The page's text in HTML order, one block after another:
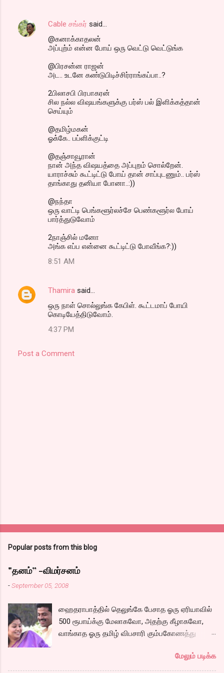
Cable சங்கர் said…
@கனாக்காதலன்
அப்புற்ம் என்ன போய் ஒரு வெட்டு வெட்டுங்க
@பிரசன்ன ராஜன்
அட.. உடனே கண்டுபிடிச்சிர்ராங்கப்பா..?
2பிலாசபி பிரபாகரன்
சில நல்ல விஷயங்களுக்கு பர்ஸ் பல் இளிக்கத்தான்
செய்யும்
@தமிழ்மகன்
ஓக்கே.. பப்ளிக்குட்டி
@தஞ்சாவூரான்
நான் அந்த விஷயத்தை அப்புறம் சொல்றேன்.
யாராச்சும் கூட்டிட்டு போய் தான் சாப்புடணும்.. பர்ஸ்
தாங்காது தனியா போனா..:))
@நந்தா
ஒரு வாட்டி பெங்களூர்லச்சே பெண்களூர்ல போய்
பார்த்துடுவோம்
2நாஞ்சில் மனோ
அங்க எப்ப என்னை கூட்டிட்டு போவீங்க?:))
8:51 AM
Thamira said…
ஒரு நாள் சொல்லுங்க கேபிள். கூட்டமாப் போயி
கொடியேத்திடுவோம்.
4:37 PM
Post a Comment
Popular posts from this blog
"தனம்” -விமர்சனம்
-September 05, 2008
ஹைதராபாத்தில் தெலுங்கே பேசாத ஓரு ஏரியாவில்
500 ரூபாய்க்கு மேலாகவோ, அதற்கு கீழாகவோ,
வாங்காத ஓரு தமிழ் விபசாரி கும்பகோணத்து
வாழ்கைபடுகிறாள். அவளுடய வாழ்கை எப்படி
அமைந்தது? என்ற ஓரு நல்ல லைனை , சங்கீதா
மேலும் படிக்க